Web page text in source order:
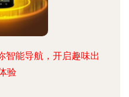
智能导航，开启趣味出
验